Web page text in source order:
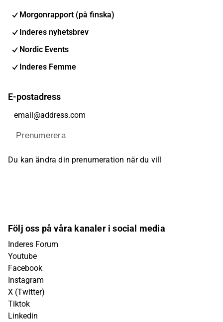
Morgonrapport (på finska)
Inderes nyhetsbrev
Nordic Events
Inderes Femme
E-postadress
Prenumerera
Du kan ändra din prenumeration när du vill
Följ oss på våra kanaler i social media
Inderes Forum
Youtube
Facebook
Instagram
X (Twitter)
Tiktok
Linkedin